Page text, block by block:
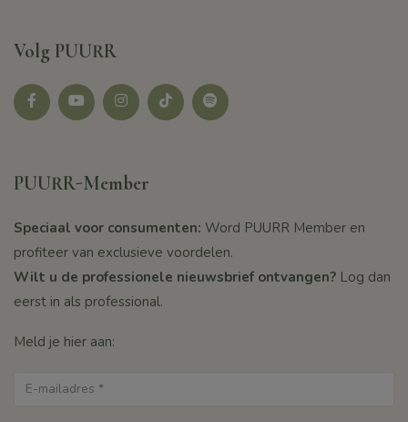
Volg PUURR
Facebook youtubeinstagramtikotk Spotify
PUURR-Member
Speciaal voor consumenten: Word PUURR Member en
profiteer van exclusieve voordelen.
Wilt u de professionele nieuwsbrief ontvangen? Log dan
eerst in als professional.
Meld je hier aan: